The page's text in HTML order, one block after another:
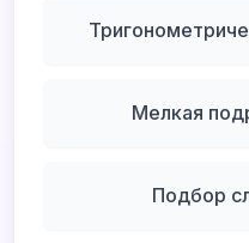
Мелкая
Подбор